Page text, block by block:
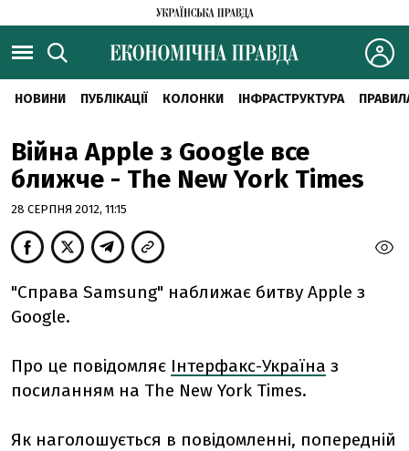
НОВИНИ ПУБЛІКАЦІЇ КОЛОНКИ ІНФРАСТРУКТУРА
Війна Apple з Google все
ближче - The New York Times
28 СЕРПНЯ 2012, 11:15
"Справа Samsung" наближає битву Apple з
Google.
Про це повідомляє Інтерфакс-Україна з
посиланням на The New York Times.
Як наголошується в повідомленні, попередній